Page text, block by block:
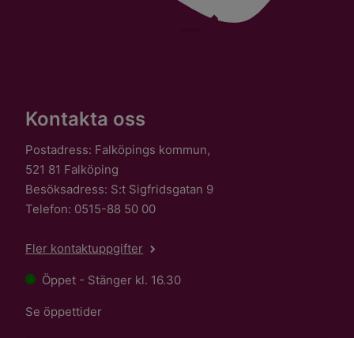
Kontakta oss
Postadress: Falköpings kommun,
521 81 Falköping
Besöksadress: S:t Sigfridsgatan 9
Telefon: 0515-88 50 00
Fler kontaktuppgifter
Öppet - Stänger kl. 16.30
Se öppettider